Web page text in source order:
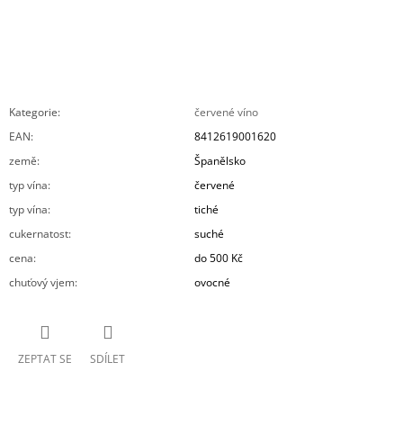
Kategorie:
červené víno
EAN:
8412619001620
země:
Španělsko
typ vína:
červené
typ vína:
tiché
cukernatost:
suché
cena:
do 500 Kč
chuťový vjem: ovocné
ZEPTAT SE SDÍLET